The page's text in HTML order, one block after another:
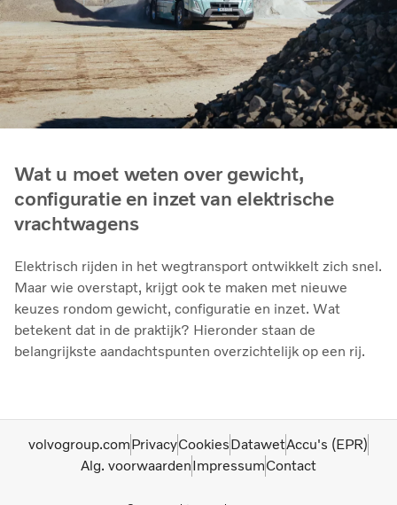
Wat u moet weten over gewicht,
configuratie en inzet van elektrische
vrachtwagens
Elektrisch rijden in het wegtransport ontwikkelt zich snel.
Maar wie overstapt, krijgt ook te maken met nieuwe
keuzes rondom gewicht, configuratie en inzet. Wat
betekent dat in de praktijk? Hieronder staan de
belangrijkste aandachtspunten overzichtelijk op een rij.
volvogroup.comPrivacyCookiesDatawetAccu's (EPR)
Alg. voorwaardenImpressumContact